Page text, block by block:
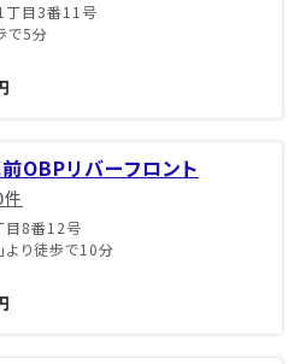
丁目3番11号
で5分
OBPリバーフロント
目8番12号
より徒歩で10分